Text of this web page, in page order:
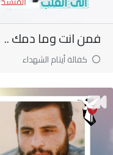
فمن انت وما دمك ..
كفالة أيتام الشهداء